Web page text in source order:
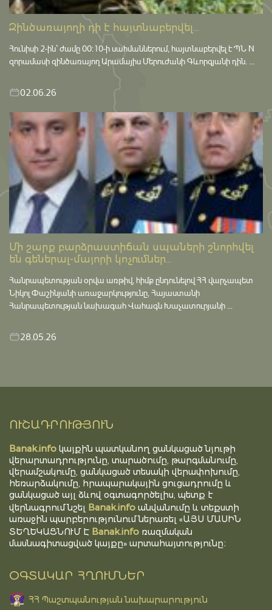
Զինծառայողի դի է հայտնաբերվել...
Հունիսի 2-ին՝ ժամը 00:10-ի սահմաններում, հայտնաբերվել է ՊՆ N
զորամասի զինծառայող Արամայիս Մերուժանի Գևորգյանի դին. ...
02.06.26
Մի շարք բարձրաստիճան սպաների շնորհվել
են գեներալ-մայորի կոչումներ...
Հանրապետության օրվա առթիվ, հիմք ընդունելով ՀՀ վարչապետ
Նիկոլ Փաշինյանի առաջարկությունը, Հայաստանի
Հանրապետության նախագահ Վահագն Խաչատուրյանի ...
28.05.26
ՈՒՇԱԴՐՈՒԹՅՈՒՆ
Banak.info կայքին պատկանող ցանկացած նյութի
վերարտադրությունը, տարածումը, թարգմանումը,
վերամշակումը, ցանկացած տեսակի վերափոխումը,
հեռարձակումը, հրապարակային ցուցադրումը և
ցանկացած այլ ձևով օգտագործելիս, պետք է
վերնագրում նշել Banak.info անվանումը և տեքստի
առաջին պարբերությունում ներառել «ԱՅՍ ՄԱՍԻՆ
ՏԵՂԵԿԱՑՆՈՒՄ Է Banak.info ռազմական
մասնագիտացված կայքը» արտահայտությունը։
ՕԳՏԱԿԱՐ ՀՂՈՒՄՆԵՐ
ՀՀ Պաշտպանության նախարարություն